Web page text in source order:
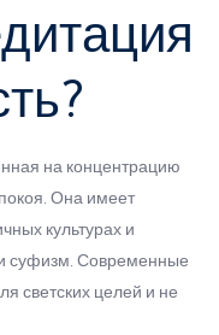
на концентрацию
Она имеет
культурах и
суфизм. Современные
светских целей и не